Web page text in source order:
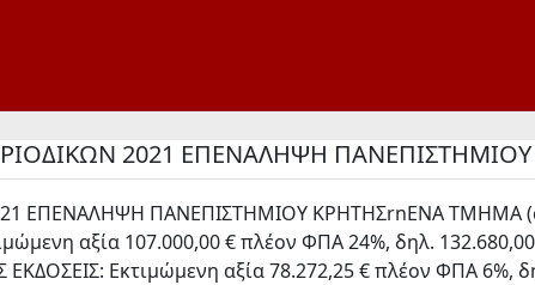
2021 ΕΠΕΝΑΛΗΨΗ
ΕΠΕΝΑΛΗΨΗ ΠΑΝΕΠΙΣΤΗΜΙΟΥ ΚΡΗΤΗΣrnENA ΤΜΗΜΑ
αξία 107.000,00 € πλέον ΦΠΑ 24%, δηλ.
Εκτιμώμενη αξία 78.272,25 € πλέον ΦΠΑ 6%,